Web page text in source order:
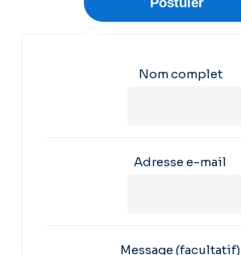
Nom complet
Adresse e-mail
Message(facultatif)